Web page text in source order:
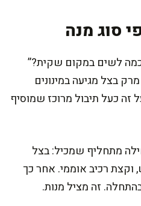
סוג מנה
לשים במקום שקית?”
בצל מגיעה במינונים
כעל תיבול מרוכז שמוסיף
מתחליף שמכיל: בצל
וקצת רכיב אוממי. אחר כך
זה מציל מנות.